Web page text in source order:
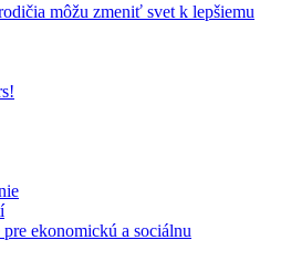
môžu zmeniť svet k lepšiemu
ekonomickú a sociálnu